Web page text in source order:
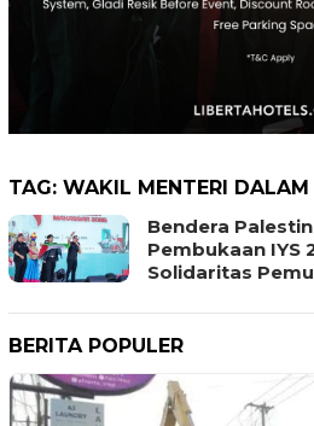
TAG: WAKIL MENTERI DALAM
Bendera
Pembukaan IYS
Solidaritas
BERITA POPULER